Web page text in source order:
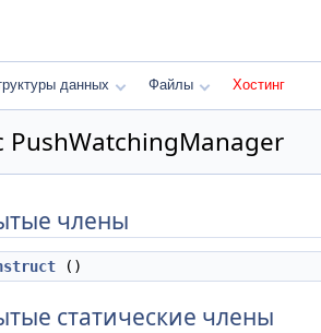
данных Файлы Хостинг
PushWatchingManager
члены
()
статические члены